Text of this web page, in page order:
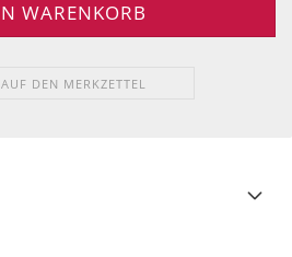
AUF DEN MERKZETTEL